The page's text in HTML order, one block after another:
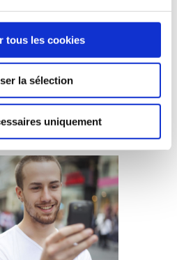
tous les cookies
la sélection
uniquement
leads et la génération de
d’influenceurs,
marketing.